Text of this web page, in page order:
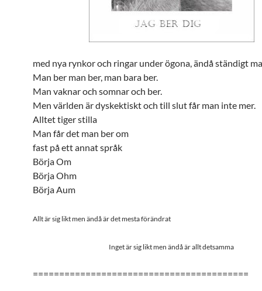
med nya rynkor och ringar under ögona, ändå ständigt
Man ber man ber, man bara ber.
Man vaknar och somnar och ber.
Men världen är dyskektiskt och till slut får man inte mer.
Alltet tiger stilla
Man får det man ber om
fast på ett annat språk
Börja Om
Börja Ohm
Börja Aum
Allt är sig likt men ändå är det mesta förändrat
Inget är sig likt men ändå är allt detsamma
=========================================